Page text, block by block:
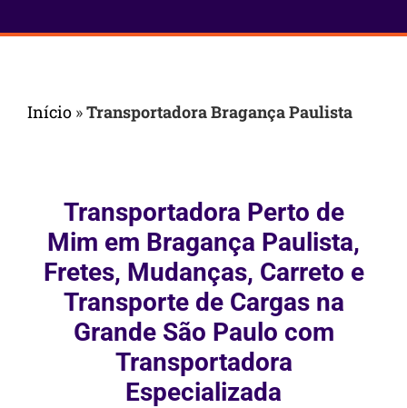
Início »Transportadora Bragança Paulista
Transportadora Perto de
Mim em Bragança Paulista,
Fretes, Mudanças, Carreto e
Transporte de Cargas na
Grande São Paulo com
Transportadora
Especializada